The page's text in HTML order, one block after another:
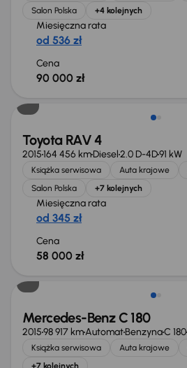
Salon Polska
+4 kolejnych
Miesięczna rata
od 536 zł
Cena
90 000 zł
Toyota RAV 4
2015164 456 kmDiesel2.0 D-4D91 kW
Książka serwisowa Auta krajowe
Salon Polska
+7 kolejnych
Miesięczna rata
od 345 zł
Cena
58 000 zł
Mercedes-Benz C 180
201598 917 kmAutomatBenzynaC 180
Książka serwisowa Auta krajowe
+7 kolejnych